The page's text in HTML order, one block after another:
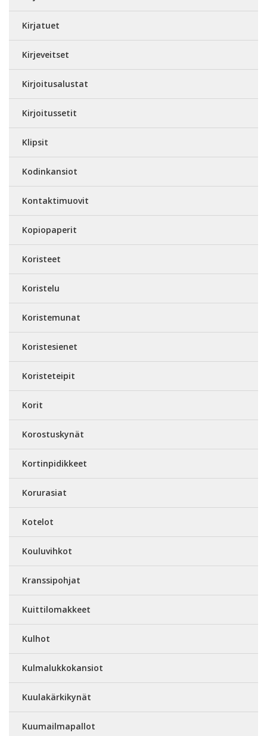
Kirjatuet
Kirjeveitset
Kirjoitusalustat
Kirjoitussetit
Klipsit
Kodinkansiot
Kontaktimuovit
Kopiopaperit
Koristeet
Koristelu
Koristemunat
Koristesienet
Koristeteipit
Korit
Korostuskynät
Kortinpidikkeet
Korurasiat
Kotelot
Kouluvihkot
Kranssipohjat
Kuittilomakkeet
Kulhot
Kulmalukkokansiot
Kuulakärkikynät
Kuumailmapallot